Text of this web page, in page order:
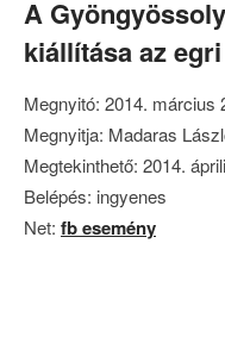
A
kiállítása az
Megnyitó: 2014. március
Megnyitja: Madaras
Megtekinthető: 2014.
Belépés: ingyenes
Net: fb esemény